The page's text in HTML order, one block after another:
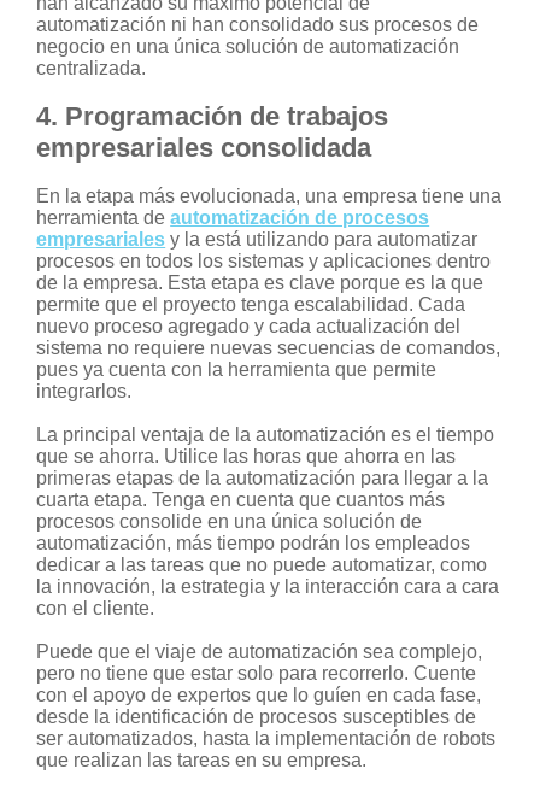
automatización ni han consolidado sus procesos de
negocio en una única solución de automatización
centralizada.
4. Programación de trabajos
empresariales consolidada
En la etapa más evolucionada, una empresa tiene una
herramienta deautomatización de procesos
empresariales y la está utilizando para automatizar
procesos en todos los sistemas y aplicaciones dentro
de la empresa. Esta etapa es clave porque es la que
permite que el proyecto tenga escalabilidad. Cada
nuevo proceso agregado y cada actualización del
sistema no requiere nuevas secuencias de comandos,
pues ya cuenta con la herramienta que permite
integrarlos.
La principal ventaja de la automatización es el tiempo
que se ahorra. Utilice las horas que ahorra en las
primeras etapas de la automatización para llegar a la
cuarta etapa. Tenga en cuenta que cuantos más
procesos consolide en una única solución de
automatización, más tiempo podrán los empleados
dedicar a las tareas que no puede automatizar, como
la innovación, la estrategia y la interacción cara a cara
con el cliente.
Puede que el viaje de automatización sea complejo,
pero no tiene que estar solo para recorrerlo. Cuente
con el apoyo de expertos que lo guíen en cada fase,
desde la identificación de procesos susceptibles de
ser automatizados, hasta la implementación de robots
que realizan las tareas en su empresa.